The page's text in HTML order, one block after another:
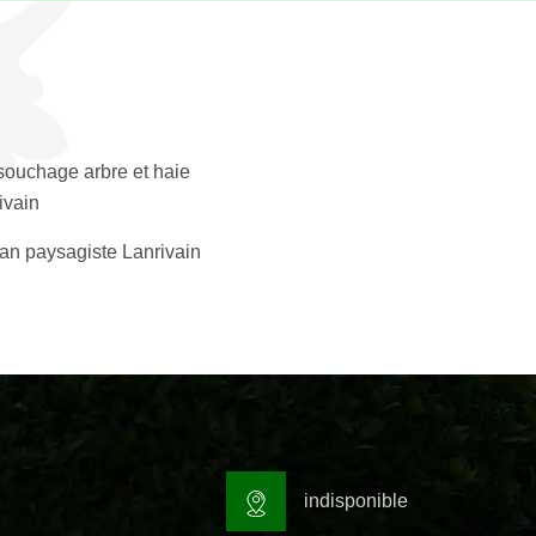
arbre et haie
paysagiste Lanrivain
indisponible